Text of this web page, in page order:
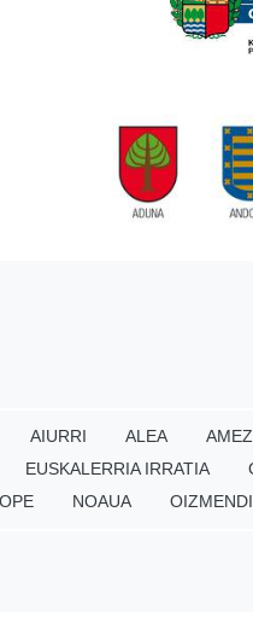
AIURRI ALEA
EUSKALERRIA IRRATIA
NOAUA